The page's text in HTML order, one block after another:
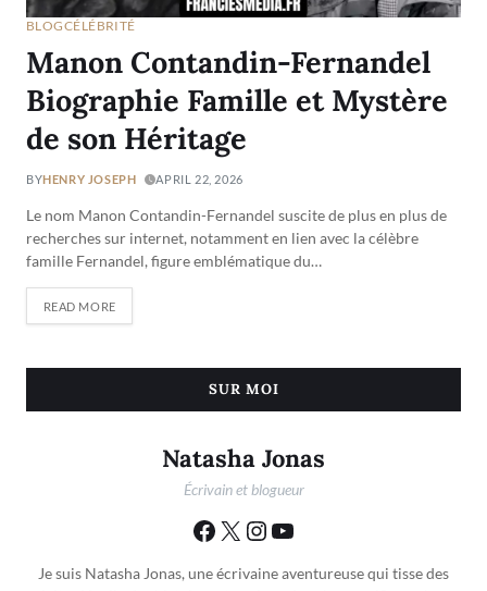
BLOGCÉLÉBRITÉ
Manon Contandin-Fernandel
Biographie Famille et Mystère
de son Héritage
BYHENRY JOSEPH APRIL 22, 2026
Le nom Manon Contandin-Fernandel suscite de plus en plus de
recherches sur internet, notamment en lien avec la célèbre
famille Fernandel, figure emblématique du…
READ MORE
SUR MOI
Natasha Jonas
Écrivain et blogueur
Je suis Natasha Jonas, une écrivaine aventureuse qui tisse des